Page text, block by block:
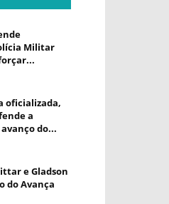
Militar
oficializada,
a
do...
e Gladson
do Avança